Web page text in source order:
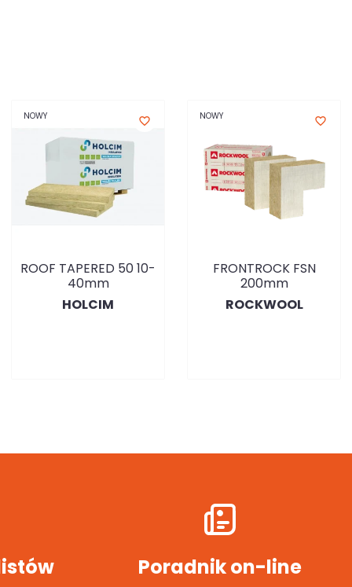
NOWY favorite_border
ROOF TAPERED 50 10-
40mm
HOLCIM
NOWY favorite_border
FRONTROCK FSN
200mm
ROCKWOOL
Poradnik on-line